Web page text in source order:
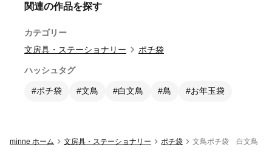
関連の作品を探す
カテゴリー
文房具・ステーショナリー
ポチ袋
ハッシュタグ
#ポチ袋 #文鳥 #白文鳥 #鳥 #お年玉袋
minne ホーム 文房具・ステーショナリー ポチ袋
文鳥ポチ袋 白文鳥